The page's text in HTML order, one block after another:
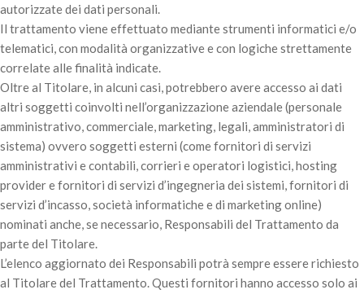
autorizzate dei dati personali.
Il trattamento viene effettuato mediante strumenti informatici e/o
telematici, con modalità organizzative e con logiche strettamente
correlate alle finalità indicate.
Oltre al Titolare, in alcuni casi, potrebbero avere accesso ai dati
altri soggetti coinvolti nell’organizzazione aziendale (personale
amministrativo, commerciale, marketing, legali, amministratori di
sistema) ovvero soggetti esterni (come fornitori di servizi
amministrativi e contabili, corrieri e operatori logistici, hosting
provider e fornitori di servizi d’ingegneria dei sistemi, fornitori di
servizi d’incasso, società informatiche e di marketing online)
nominati anche, se necessario, Responsabili del Trattamento da
parte del Titolare.
L’elenco aggiornato dei Responsabili potrà sempre essere richiesto
al Titolare del Trattamento. Questi fornitori hanno accesso solo ai